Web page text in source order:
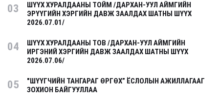
03
ШҮҮХ ХУРАЛДААНЫ ТОЙМ /ДАРХАН-УУЛ АЙМГИЙН
ЭРҮҮГИЙН ХЭРГИЙН ДАВЖ ЗААЛДАХ ШАТНЫ ШҮҮХ
2026.07.01/
04
ШҮҮХ ХУРАЛДААНЫ ТОВ /ДАРХАН-УУЛ АЙМГИЙН
ИРГЭНИЙ ХЭРГИЙН ДАВЖ ЗААЛДАХ ШАТНЫ ШҮҮХ
2026.07.06/
05
"ШҮҮГЧИЙН ТАНГАРАГ ӨРГӨХ” ЁСЛОЛЫН АЖИЛЛАГААГ
ЗОХИОН БАЙГУУЛЛАА